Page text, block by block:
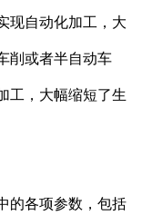
现自动化加工，大
削或者半自动车
工，大幅缩短了生
的各项参数，包括